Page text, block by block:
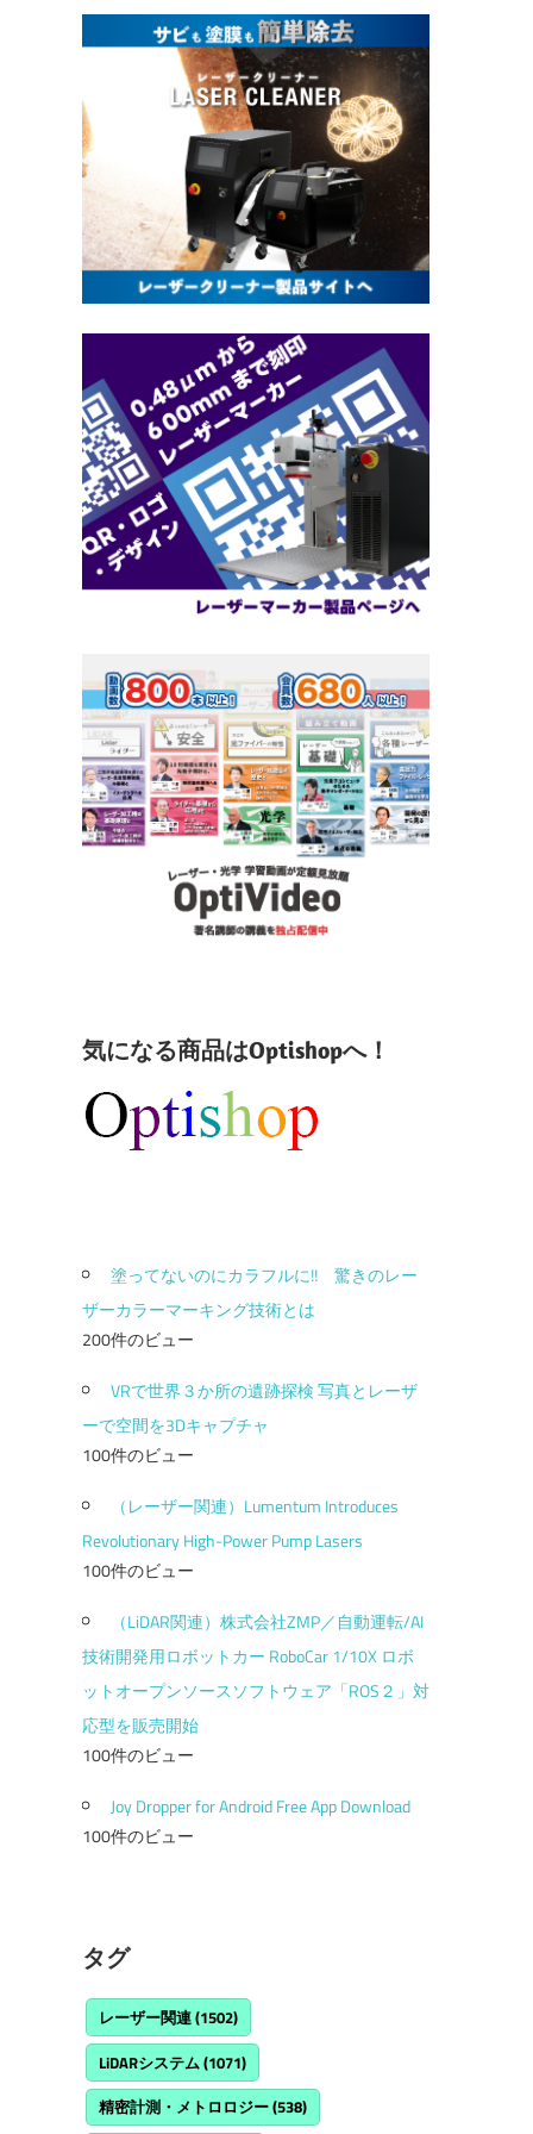
気になる商品はOptishopへ！
塗ってないのにカラフルに!! 驚きのレー
ザーカラーマーキング技術とは
200件のビュー
VRで世界３か所の遺跡探検 写真とレーザ
ーで空間を3Dキャプチャ
100件のビュー
（レーザー関連）Lumentum Introduces
Revolutionary High-Power Pump Lasers
100件のビュー
（LiDAR関連）株式会社ZMP／自動運転/AI
技術開発用ロボットカー RoboCar 1/10X ロボ
ットオープンソースソフトウェア「ROS２」対
応型を販売開始
100件のビュー
Joy Dropper for Android Free App Download
100件のビュー
タグ
レーザー関連(1502)
LiDARシステム(1071)
精密計測・メトロロジー(538)